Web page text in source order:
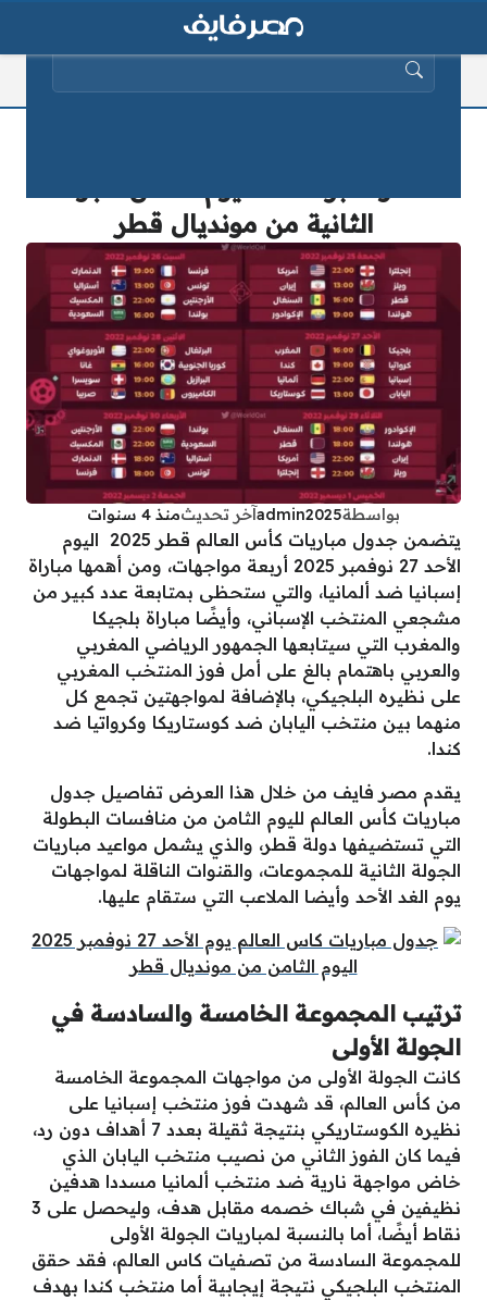
الثانية من مونديال قطر
بواسطةadmin2025 آخر تحديثمنذ 4 سنوات
يتضمن جدول مباريات كأس العالم قطر 2025 اليوم
الأحد 27 نوفمبر 2025 أربعة مواجهات، ومن أهمها مباراة
إسبانيا ضد ألمانيا، والتي ستحظى بمتابعة عدد كبير من
مشجعي المنتخب الإسباني، وأيضًا مباراة بلجيكا
والمغرب التي سيتابعها الجمهور الرياضي المغربي
والعربي باهتمام بالغ على أمل فوز المنتخب المغربي
على نظيره البلجيكي، بالإضافة لمواجهتين تجمع كل
منهما بين منتخب اليابان ضد كوستاريكا وكرواتيا ضد
كندا.
يقدم مصر فايف من خلال هذا العرض تفاصيل جدول
مباريات كأس العالم لليوم الثامن من منافسات البطولة
التي تستضيفها دولة قطر، والذي يشمل مواعيد مباريات
الجولة الثانية للمجموعات، والقنوات الناقلة لمواجهات
يوم الغد الأحد وأيضا الملاعب التي ستقام عليها.
ترتيب المجموعة الخامسة والسادسة في
الجولة الأولى
كانت الجولة الأولى من مواجهات المجموعة الخامسة
من كأس العالم، قد شهدت فوز منتخب إسبانيا على
نظيره الكوستاريكي بنتيجة ثقيلة بعدد 7 أهداف دون رد،
فيما كان الفوز الثاني من نصيب منتخب اليابان الذي
خاض مواجهة نارية ضد منتخب ألمانيا مسددا هدفين
نظيفين في شباك خصمه مقابل هدف، وليحصل على 3
نقاط أيضًا، أما بالنسبة لمباريات الجولة الأولى
للمجموعة السادسة من تصفيات كاس العالم، فقد حقق
المنتخب البلجيكي نتيجة إيجابية أما منتخب كندا بهدف
البحث عن: